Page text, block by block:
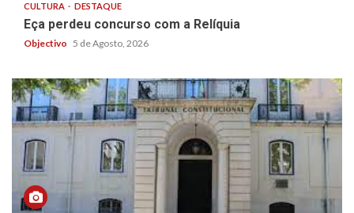
CULTURA DESTAQUE
Eça perdeu concurso com a Relíquia
Objectivo 5 de Agosto, 2026